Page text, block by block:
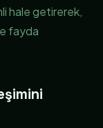
hale getirerek,
fayda